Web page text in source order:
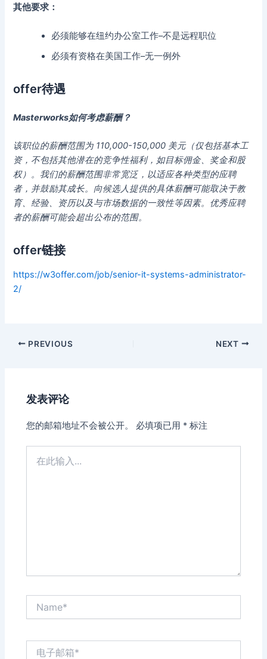
其他要求：
必须能够在纽约办公室工作–不是远程职位
必须有资格在美国工作–无一例外
offer待遇
Masterworks如何考虑薪酬？
该职位的薪酬范围为 110,000-150,000 美元（仅包括基本工
资，不包括其他潜在的竞争性福利，如目标佣金、奖金和股
权）。我们的薪酬范围非常宽泛，以适应各种类型的应聘
者，并鼓励其成长。向候选人提供的具体薪酬可能取决于教
育、经验、资历以及与市场数据的一致性等因素。优秀应聘
者的薪酬可能会超出公布的范围。
offer链接
https://w3offer.com/job/senior-it-systems-administrator-
2/
Post
PREVIOUS NEXT
发表评论
您的邮箱地址不会被公开。 必填项已用 * 标注